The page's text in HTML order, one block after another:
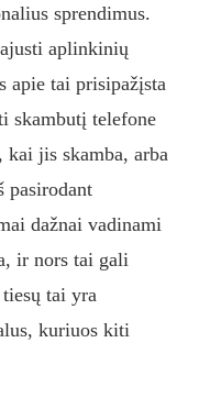
sprendimus.
aplinkinių
apie tai prisipažįsta
skambutį telefone
jis skamba, arba
pasirodant
dažnai vadinami
ir nors tai gali
tai yra
kuriuos kiti